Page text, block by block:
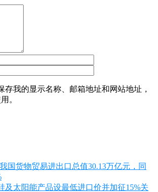
存我的显示名称、邮箱地址和网站地址，
。
国货物贸易进出口总值30.13万亿元，同
及太阳能产品设最低进口价并加征15%关